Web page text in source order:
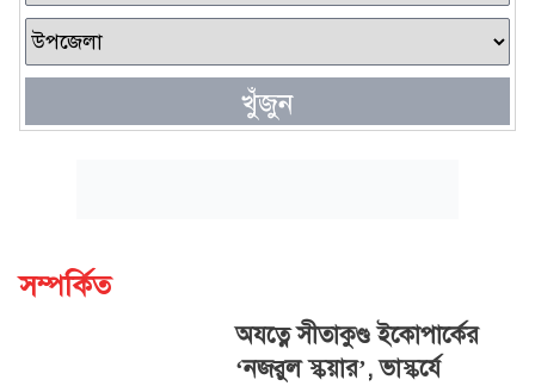
খুঁজুন
সম্পর্কিত
অযত্নে সীতাকুণ্ড ইকোপার্কের
‘নজরুল স্কয়ার’, ভাস্কর্যে